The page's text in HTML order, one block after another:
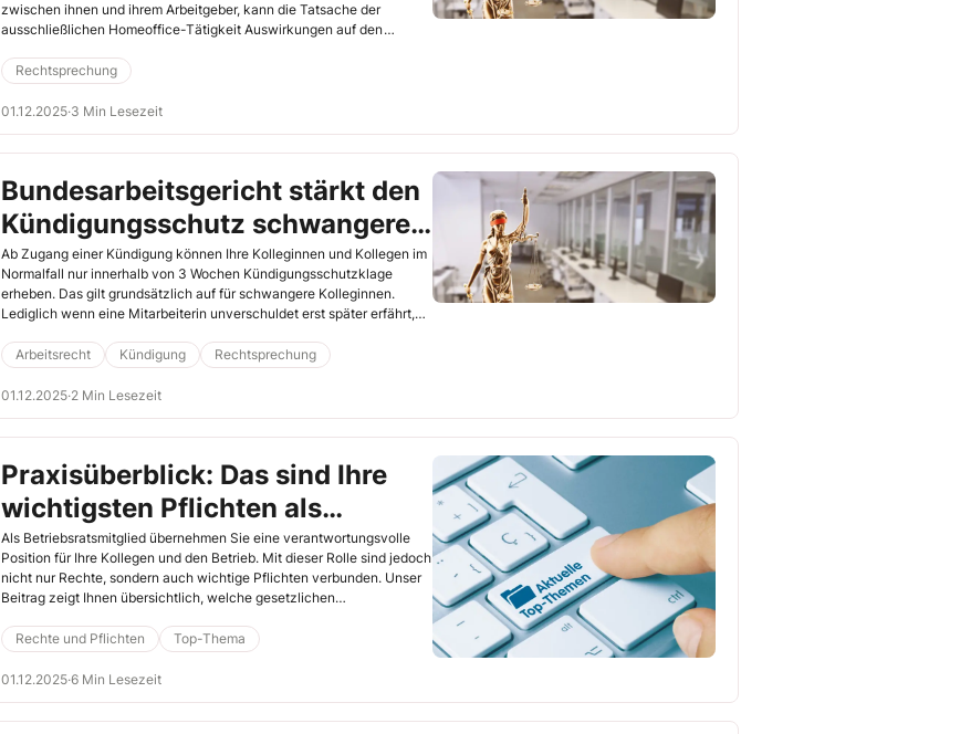
zwischen ihnen und ihrem Arbeitgeber, kann die Tatsache der
ausschließlichen Homeoffice-Tätigkeit Auswirkungen auf den
Arbeitsgerichts Gera entnehmen (6.3.2025, Az. 4 Ca 131/25).
Rechtsprechung
01.12.2025·3 Min Lesezeit
Bundesarbeitsgericht stärkt den
Kündigungsschutz schwangerer
Arbeitnehmerinnen
Ab Zugang einer Kündigung können Ihre Kolleginnen und Kollegen im
Normalfall nur innerhalb von 3 Wochen Kündigungsschutzklage
erheben. Das gilt grundsätzlich auf für schwangere Kolleginnen.
Lediglich wenn eine Mitarbeiterin unverschuldet erst später erfährt,
danach noch innerhalb von 2 Wochen klagen (§ 5
Kündigungsschutzgesetz (KSchG)). Doch diese Frist dürfte nun
unwirksam sein. Denn das Bundesarbeitsgericht hat kürzlich
Abs. 1 Satz 2 KSchG zuzulassen ist, wenn eine Kollegin schuldlos erst
bestehenden Schwangerschaft erhält (3.4.2025, Az. 2 AZR 156/24).
Arbeitsrecht Kündigung Rechtsprechung
01.12.2025·2 Min Lesezeit
Praxisüberblick: Das sind Ihre
wichtigsten Pflichten als
Betriebsrat
Als Betriebsratsmitglied übernehmen Sie eine verantwortungsvolle
Position für Ihre Kollegen und den Betrieb. Mit dieser Rolle sind jedoch
nicht nur Rechte, sondern auch wichtige Pflichten verbunden. Unser
Beitrag zeigt Ihnen übersichtlich, welche gesetzlichen
und Ihre Arbeit erfolgreich zu gestalten.
Rechte und Pflichten Top-Thema
01.12.2025·6 Min Lesezeit